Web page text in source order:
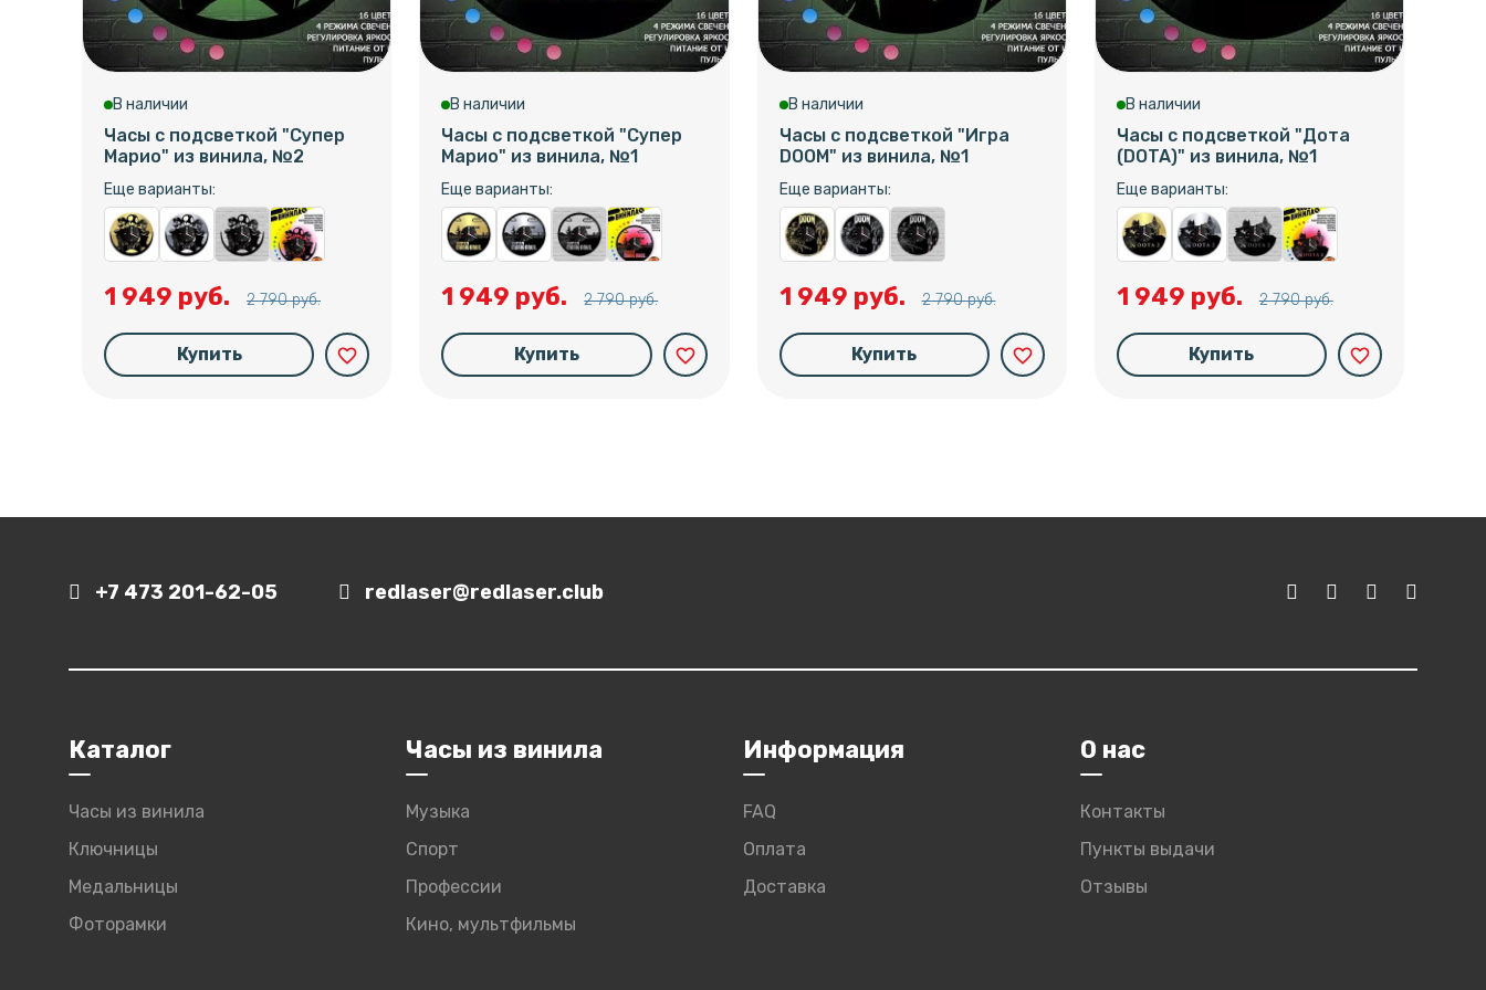
В наличии
Часы с подсветкой "Супер
Марио" из винила, №2
Еще варианты:
1 949 руб. 2 790 руб.
Купить favorite_border
В наличии
Часы с подсветкой "Супер
Марио" из винила, №1
Еще варианты:
1 949 руб. 2 790 руб.
Купить favorite_border
В наличии
Часы с подсветкой "Игра
DOOM" из винила, №1
Еще варианты:
1 949 руб. 2 790 руб.
Купить favorite_border
В наличии
Часы с подсветкой "Дота
(DOTA)" из винила, №1
Еще варианты:
1 949 руб. 2 790 руб.
Купить favorite_border
+7 473 201-62-05 redlaser@redlaser.club
Каталог
Часы из винила
Ключницы
Медальницы
Фоторамки
Часы из винила
Музыка
Спорт
Профессии
Кино, мультфильмы
Информация
FAQ
Оплата
Доставка
О нас
Контакты
Пункты выдачи
Отзывы